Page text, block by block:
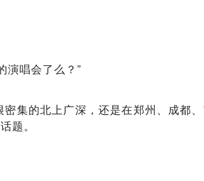
演唱会了么？”
集的北上广深，还是在郑州、成都
题。